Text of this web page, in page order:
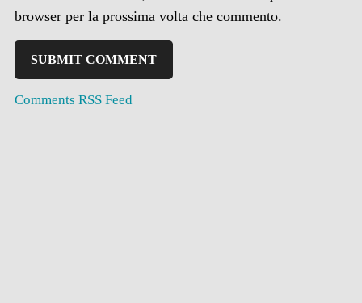
browser per la prossima volta che commento.
Comments RSS Feed